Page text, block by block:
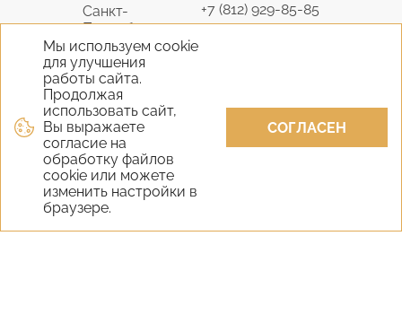
Мы используем cookie
для улучшения
работы сайта.
Продолжая
использовать сайт,
Вы выражаете
согласие на
обработку файлов
cookie или можете
изменить настройки в
браузере.
СОГЛАСЕН
Санкт-
Петербург
+7 (812) 929-85-85
9298585@bk.ru
Москва
Крым
+7 (978) 824-31-10
vernisage-c@mail.ru
Екатеринбург